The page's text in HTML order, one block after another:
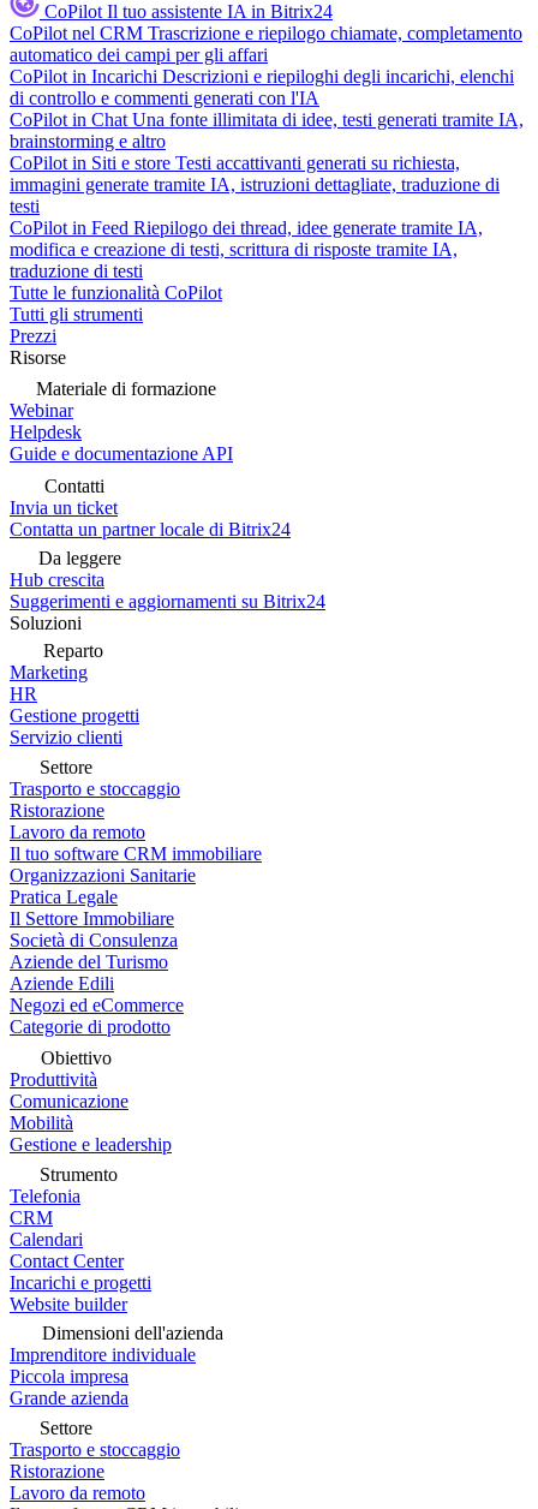
CoPilot Il tuo assistente IA in Bitrix24
CoPilot nel CRM Trascrizione e riepilogo chiamate, completamento
automatico dei campi per gli affari
CoPilot in Incarichi Descrizioni e riepiloghi degli incarichi, elenchi
di controllo e commenti generati con l'IA
CoPilot in Chat Una fonte illimitata di idee, testi generati tramite IA,
brainstorming e altro
CoPilot in Siti e store Testi accattivanti generati su richiesta,
immagini generate tramite IA, istruzioni dettagliate, traduzione di
testi
CoPilot in Feed Riepilogo dei thread, idee generate tramite IA,
modifica e creazione di testi, scrittura di risposte tramite IA,
traduzione di testi
Tutte le funzionalità CoPilot
Tutti gli strumenti
Prezzi
Risorse
Materiale di formazione
Webinar
Helpdesk
Guide e documentazione API
Contatti
Invia un ticket
Contatta un partner locale di Bitrix24
Da leggere
Hub crescita
Suggerimenti e aggiornamenti su Bitrix24
Soluzioni
Reparto
Marketing
HR
Gestione progetti
Servizio clienti
Settore
Trasporto e stoccaggio
Ristorazione
Lavoro da remoto
Il tuo software CRM immobiliare
Organizzazioni Sanitarie
Pratica Legale
Il Settore Immobiliare
Società di Consulenza
Aziende del Turismo
Aziende Edili
Negozi ed eCommerce
Categorie di prodotto
Obiettivo
Produttività
Comunicazione
Mobilità
Gestione e leadership
Strumento
Telefonia
CRM
Calendari
Contact Center
Incarichi e progetti
Website builder
Dimensioni dell'azienda
Imprenditore individuale
Piccola impresa
Grande azienda
Settore
Trasporto e stoccaggio
Ristorazione
Lavoro da remoto